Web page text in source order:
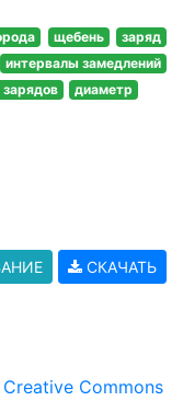
щебень
заряд
интервалы замедлений
диаметр
СКАЧАТЬ
Creative Commons